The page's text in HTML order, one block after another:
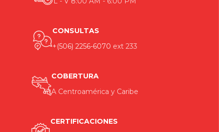
CONSULTAS
+(506) 2256-6070 ext 233
COBERTURA
A Centroamérica y Caribe
CERTIFICACIONES